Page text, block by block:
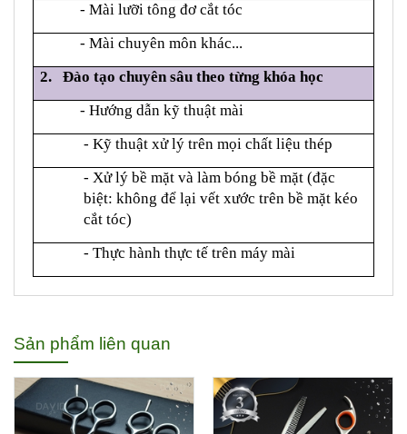
- Mài lưỡi tông đơ cắt tóc
- Mài chuyên môn khác...
2. Đào tạo chuyên sâu theo từng khóa học
- Hướng dẫn kỹ thuật mài
- Kỹ thuật xử lý trên mọi chất liệu thép
- Xử lý bề mặt và làm bóng bề mặt (đặc
biệt: không để lại vết xước trên bề mặt kéo
cắt tóc)
- Thực hành thực tế trên máy mài
Sản phẩm liên quan